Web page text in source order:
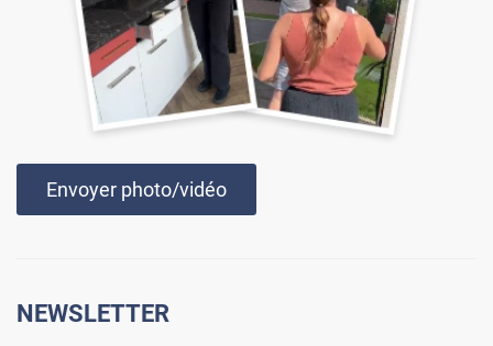
Envoyer photo/vidéo
NEWSLETTER